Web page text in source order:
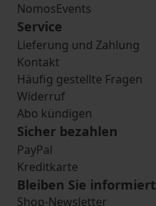
NomosEvents
Service
Lieferung und Zahlung
Kontakt
Häufig gestellte Fragen
Widerruf
Abo kündigen
Sicher bezahlen
PayPal
Kreditkarte
Bleiben Sie informiert
Shop-Newsletter